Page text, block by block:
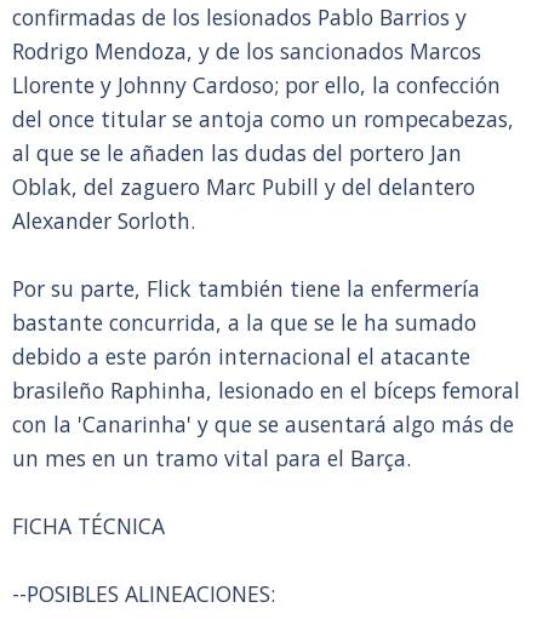
confirmadas de los lesionados Pablo Barrios y
Rodrigo Mendoza, y de los sancionados Marcos
Llorente y Johnny Cardoso; por ello, la confección
del once titular se antoja como un rompecabezas,
al que se le añaden las dudas del portero Jan
Oblak, del zaguero Marc Pubill y del delantero
Alexander Sorloth.
Por su parte, Flick también tiene la enfermería
bastante concurrida, a la que se le ha sumado
debido a este parón internacional el atacante
brasileño Raphinha, lesionado en el bíceps femoral
con la 'Canarinha' y que se ausentará algo más de
un mes en un tramo vital para el Barça.
FICHA TÉCNICA
--POSIBLES ALINEACIONES: